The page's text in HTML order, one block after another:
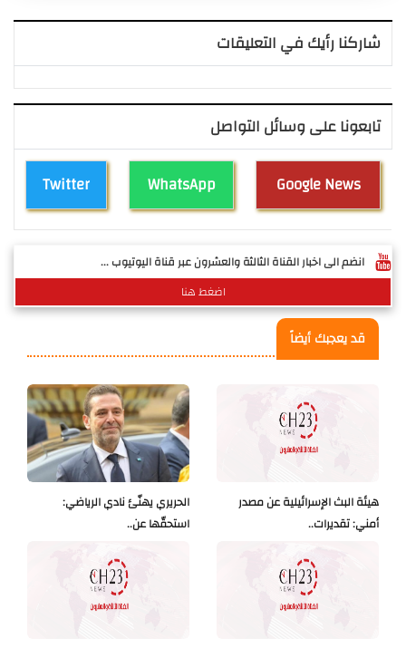
شاركنا رأيك في التعليقات
تابعونا على وسائل التواصل
Twitter WhatsApp Google News
انضم الى اخبار القناة الثالثة والعشرون عبر قناة اليوتيوب ...
اضغط هنا
قد يعجبك أيضاً
الحريري يهنّئ نادي الرياضي:
استحقّها عن..
هيئة البث الإسرائيلية عن مصدر
أمني: تقديرات..